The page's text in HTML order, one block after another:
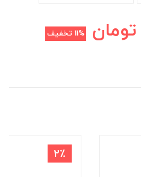
تومان 11% تخفیف
2٪